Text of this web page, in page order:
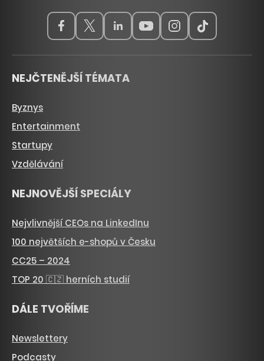
NEJČTENĚJŠÍ TÉMATA
Byznys
Entertainment
Startupy
Vzdělávání
NEJNOVĚJŠÍ SPECIÁLY
Nejvlivnější CEOs na LinkedInu
100 největších e-shopů v Česku
CC25 – 2024
TOP 20 🇨🇿 herních studií
DÁLE TVOŘÍME
Newslettery
Podcasty